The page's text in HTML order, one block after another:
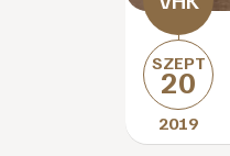
SZEPT
20
2019